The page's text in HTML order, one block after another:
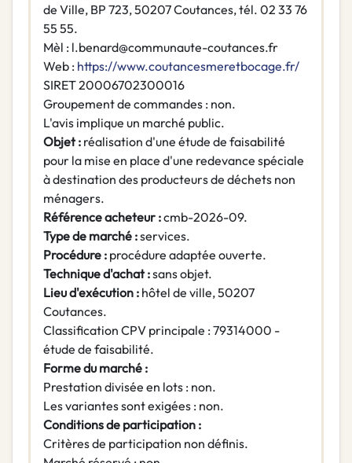
de Ville, BP 723, 50207 Coutances, tél. 02 33 76
55 55.
Mèl : l.benard@communaute-coutances.fr
Web : https://www.coutancesmeretbocage.fr/
SIRET 20006702300016
Groupement de commandes : non.
L'avis implique un marché public.
Objet : réalisation d'une étude de faisabilité
pour la mise en place d'une redevance spéciale
à destination des producteurs de déchets non
ménagers.
Référence acheteur :cmb-2026-09.
Type de marché :services.
Procédure : procédure adaptée ouverte.
Technique d'achat :sans objet.
Lieu d'exécution : hôtel de ville, 50207
Coutances.
Classification CPV principale : 79314000 -
étude de faisabilité.
Forme du marché :
Prestation divisée en lots : non.
Les variantes sont exigées : non.
Conditions de participation :
Critères de participation non définis.